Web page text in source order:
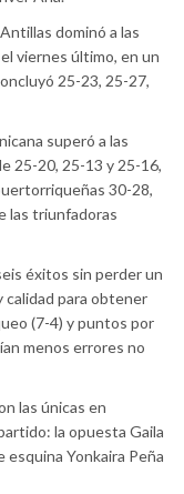
dominó a las
viernes último, en un
25-23, 25-27,
superó a las
25-20, 25-13 y 25-16,
30-28,
las triunfadoras
éxitos sin perder un
calidad para obtener
(7-4) y puntos por
menos errores no
las únicas en
la opuesta Gaila
esquina Yonkaira Peña